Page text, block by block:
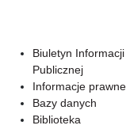
Biuletyn Informacji
Publicznej
Informacje prawne
Bazy danych
Biblioteka